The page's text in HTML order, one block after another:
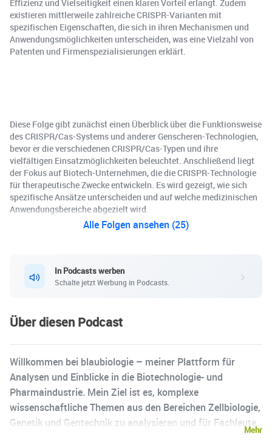
Effizienz und Vielseitigkeit einen klaren Vorteil erlangt. Zudem
existieren mittlerweile zahlreiche CRISPR-Varianten mit
spezifischen Eigenschaften, die sich in ihren Mechanismen und
Anwendungsmöglichkeiten unterscheiden, was eine Vielzahl von
Patenten und Firmenspezialisierungen erklärt.
Diese Folge gibt zunächst einen Überblick über die Funktionsweise
des CRISPR/Cas-Systems und anderer Genscheren-Technologien,
bevor er die verschiedenen CRISPR/Cas-Typen und ihre
vielfältigen Einsatzmöglichkeiten beleuchtet. Anschließend liegt
der Fokus auf Biotech-Unternehmen, die die CRISPR-Technologie
für therapeutische Zwecke entwickeln. Es wird gezeigt, wie sich
spezifische Ansätze unterscheiden und auf welche medizinischen
Anwendungsbereiche abgezielt wird.
Alle Folgen ansehen (25)
In Podcasts werben
Schalte jetzt Werbung in Podcasts.
Über diesen Podcast
Willkommen bei blaubiologie – meiner Plattform für
Analysen und Einblicke in die Biotechnologie- und
Pharmaindustrie. Mein Ziel ist es, komplexe
wissenschaftliche Themen aus den Bereichen Zellbiologie,
Genetik und Gentechnik zu analysieren und für Fachleute,
Mehr